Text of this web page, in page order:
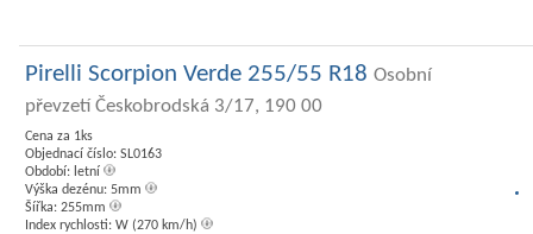
Pirelli Scorpion Verde 255/55 R18 Osobní
převzetí Českobrodská 3/17, 190 00
Cena za 1ks
Objednací číslo: SL0163
Období: letní
Výška dezénu: 5mm
Šířka: 255mm
Index rychlosti: W (270 km/h)